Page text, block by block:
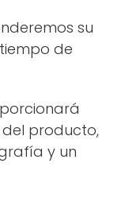
su
de
producto,
y un